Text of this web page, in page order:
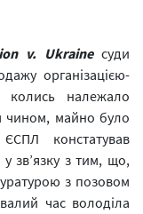
v. Ukraineсуди
організацією-
колись належало
чином, майно було
констатував
у зв’язку з тим, що,
з позовом
час володіла